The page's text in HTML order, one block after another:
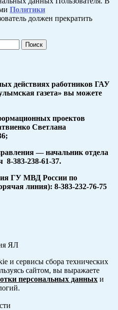
Политики
должен прекратить
действиях работников ГАУ
газета» вы можете
проектов
Светлана
— начальник отдела
8-383-238-61-37.
ГУ МВД России по
линия): 8-383-232-76-75
ЯЛ
и сервисы сбора технических
сайтом, вы выражаете
персональных данных и